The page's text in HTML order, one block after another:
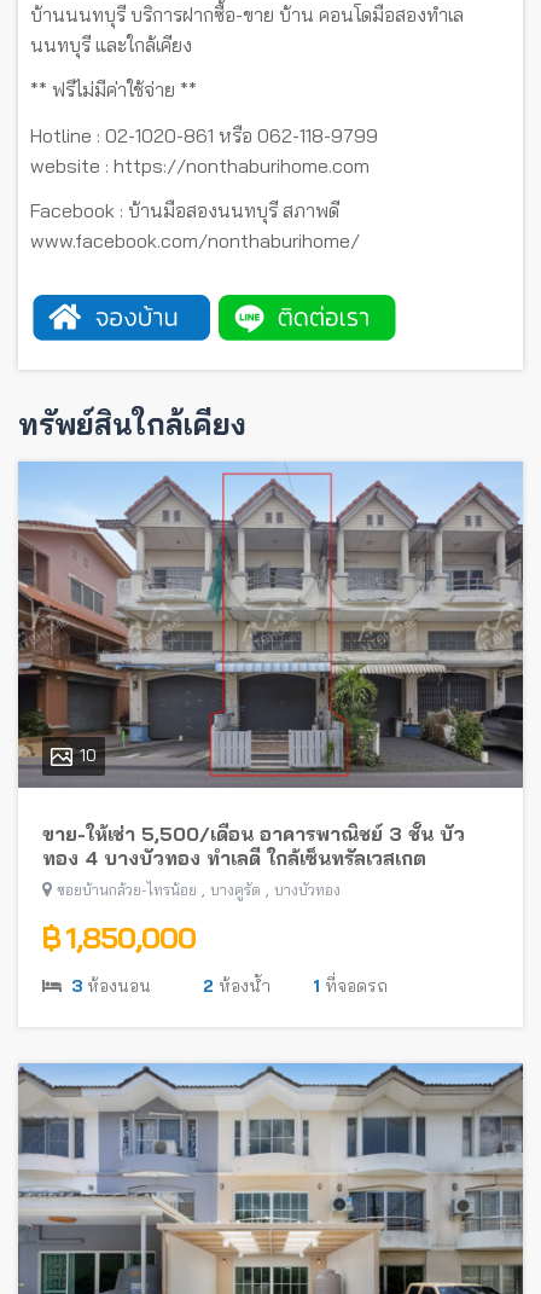
บ้านนนทบุรี บริการฝากซื้อ-ขาย บ้าน คอนโดมือสองทำเล
นนทบุรี และใกล้เคียง
** ฟรีไม่มีค่าใช้จ่าย **
Hotline : 02-1020-861 หรือ 062-118-9799
website : https://nonthaburihome.com
Facebook : บ้านมือสองนนทบุรี สภาพดี
www.facebook.com/nonthaburihome/
ทรัพย์สินใกล้เคียง
10
ขาย-ให้เช่า 5,500/เดือน อาคารพาณิชย์ 3 ชั้น บัว
ทอง 4 บางบัวทอง ทำเลดี ใกล้เซ็นทรัลเวสเกต
ซอยบ้านกล้วย-ไทรน้อย , บางคูรัด , บางบัวทอง
฿ 1,850,000
3 ห้องนอน 2 ห้องน้ำ 1 ที่จอดรถ